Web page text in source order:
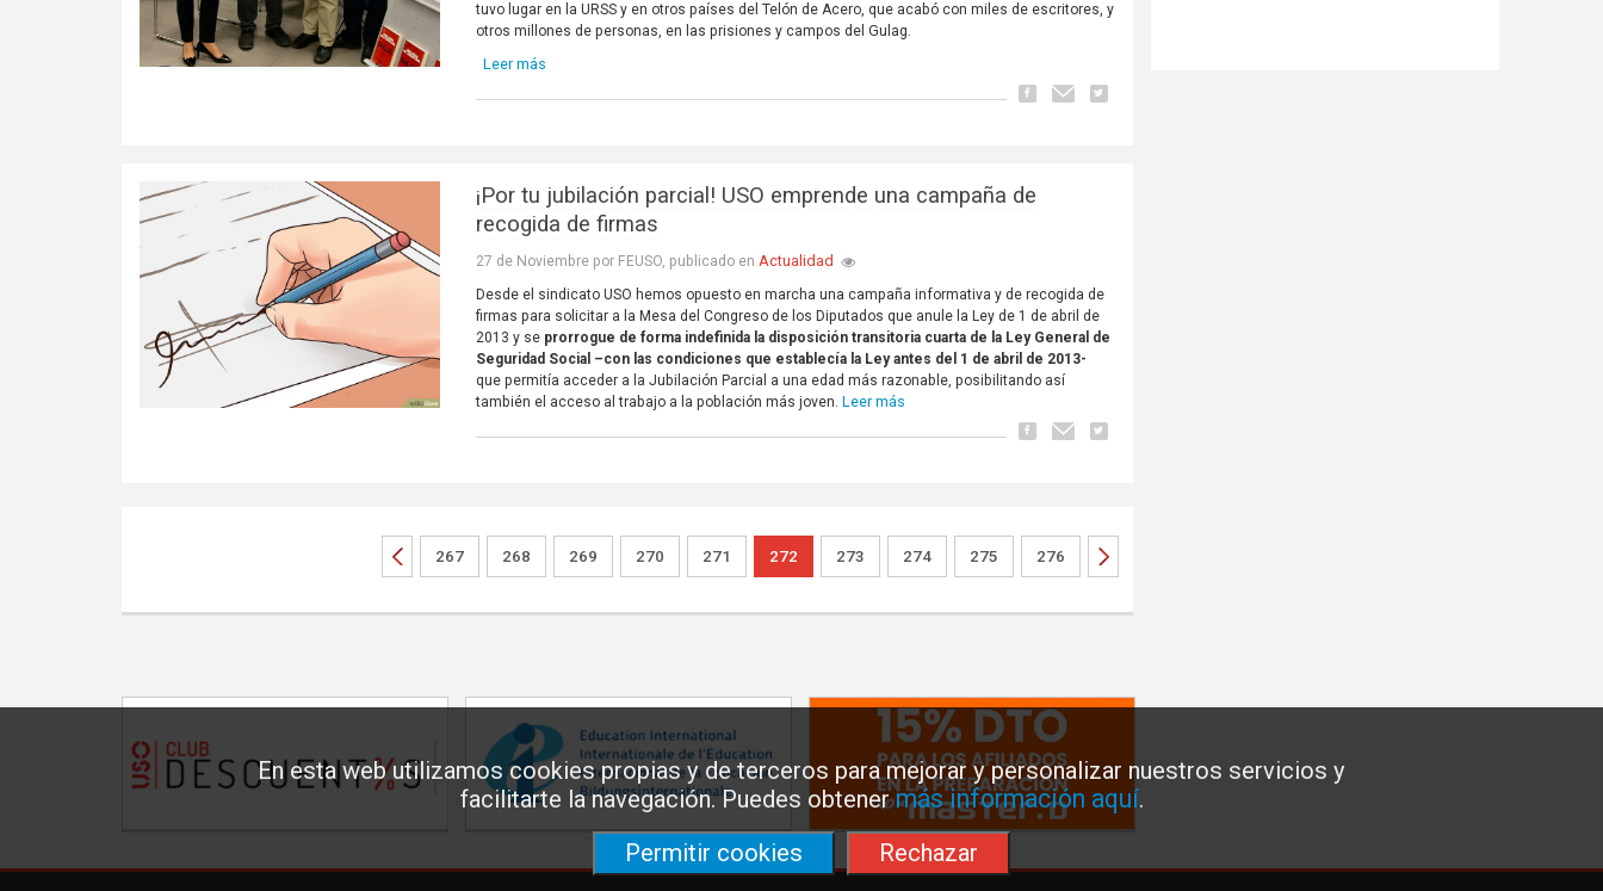
En esta web utilizamos cookies propias y de terceros para mejorar y personalizar nuestros servicios y
facilitarte la navegación. Puedes obtenermás información aquí.
Permitir cookies
Rechazar
tuvo lugar en la URSS y en otros países del Telón de Acero, que acabó con miles de escritores, y
otros millones de personas, en las prisiones y campos del Gulag.
Leer más
¡Por tu jubilación parcial! USO emprende una campaña de
recogida de firmas
27 de Noviembre por FEUSO, publicado enActualidad
Desde el sindicato USO hemos opuesto en marcha una campaña informativa y de recogida de
firmas para solicitar a la Mesa del Congreso de los Diputados que anule la Ley de 1 de abril de
2013 y se prorrogue de forma indefinida la disposición transitoria cuarta de la Ley General de
Seguridad Social –con las condiciones que establecía la Ley antes del 1 de abril de 2013-
que permitía acceder a la Jubilación Parcial a una edad más razonable, posibilitando así
también el acceso al trabajo a la población más joven. Leer más
267 268 269 270 271 272 273 274 275 276